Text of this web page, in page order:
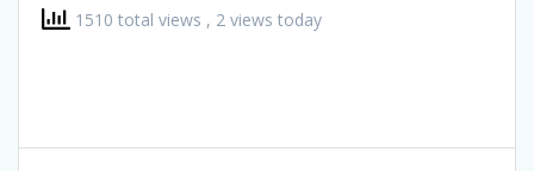
1510 total views , 2 views today